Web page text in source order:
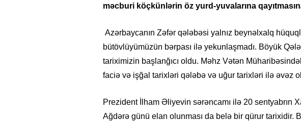
məcburi köçkünlərin öz yurd-yuvalarına
Azərbaycanın Zəfər qələbəsi yalnız beynəlxalq
bütövlüyümüzün bərpası ilə yekunlaşmadı. Böyük
tariximizin başlanğıcı oldu. Məhz Vətən
faciə və işğal tarixləri qələbə və uğur tarixləri ilə əvəz
Prezident İlham Əliyevin sərəncamı ilə 20 sentyabrın
Ağdərə günü elan olunması da belə bir qürur tarixidir.